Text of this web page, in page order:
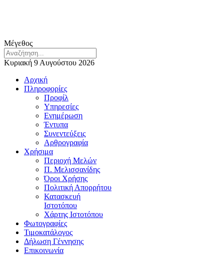
Μέγεθος
Κυριακή 9 Αυγούστου 2026
Αρχική
Πληροφορίες
Προφίλ
Υπηρεσίες
Ενημέρωση
Έντυπα
Συνεντεύξεις
Αρθρογραφία
Χρήσιμα
Περιοχή Μελών
Π. Μελισσανίδης
Όροι Χρήσης
Πολιτική Απορρήτου
Κατασκευή
Ιστοτόπου
Χάρτης Ιστοτόπου
Φωτογραφίες
Τιμοκατάλογος
Δήλωση Γέννησης
Επικοινωνία